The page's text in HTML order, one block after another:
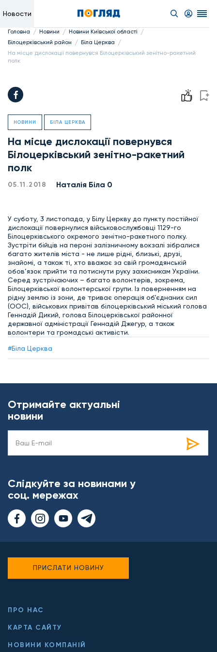
Новости
Головна / Новини / Новини Київської області /
Білоцерківський район / Біла Церква /
На місце дислокації повернувся Білоцерківський зенітно-ракетний
полк
НОВИНИ БІЛА ЦЕРКВА
На місце дислокації повернувся
Білоцерківський зенітно-ракетний
полк
05.11.2018 Наталія Біла 0
У суботу, 3 листопада, у Білу Церкву до пункту постійної
дислокації повернулися військовослужбовці 1129-го
Білоцерківського окремого зенітно-ракетного полку.
Зустріти бійців на пероні залізничному вокзалі зібралися
багато жителів міста - не лише рідні, близькі, друзі,
знайомі, а також ті, хто вважає за свій громадянській
обов’язок прийти та потиснути руку захисникам України.
Серед зустрічаючих – багато волонтерів, зокрема,
Білоцерківської волонтерської групи. Із поверненням на
рідну землю із зони, де триває операція об’єднаних сил
(ООС), військових привітав білоцерківський міський голова
Геннадій Дикий, голова Білоцерківської районної
державної адміністрації Геннадій Джегур, а також
волонтери та громадські активісти.
#Біла Церква
Отримайте актуальні
новини
Слідкуйте за новинами у
соц. мережах
ПРО НАС
КАРТА САЙТУ
НОВИНИ КОМПАНІЙ
ПРИСЛАТИ НОВИНУ